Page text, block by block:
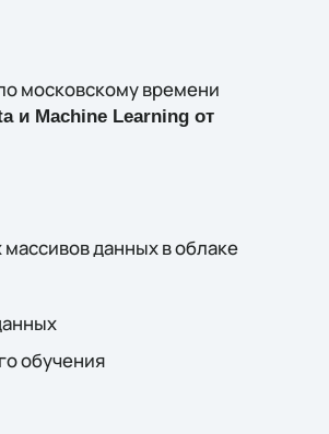
московскому времени
и Machine Learning от
данных в облаке
обучения